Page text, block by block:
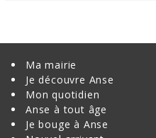
Ma mairie
Je découvre Anse
Mon quotidien
Anse à tout âge
Je bouge à Anse